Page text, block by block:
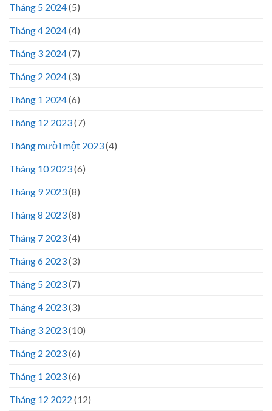
Tháng 5 2024(5)
Tháng 4 2024(4)
Tháng 3 2024(7)
Tháng 2 2024(3)
Tháng 1 2024(6)
Tháng 12 2023(7)
Tháng mười một 2023(4)
Tháng 10 2023(6)
Tháng 9 2023(8)
Tháng 8 2023(8)
Tháng 7 2023(4)
Tháng 6 2023(3)
Tháng 5 2023(7)
Tháng 4 2023(3)
Tháng 3 2023(10)
Tháng 2 2023(6)
Tháng 1 2023(6)
Tháng 12 2022 (12)